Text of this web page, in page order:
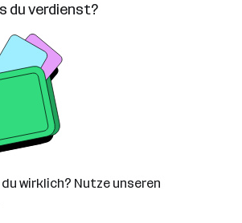
du verdienst?
wirklich? Nutze unseren